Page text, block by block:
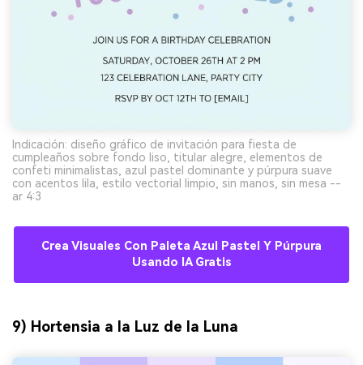
Indicación: diseño gráfico de invitación para fiesta de
cumpleaños sobre fondo liso, titular alegre, elementos de
confeti minimalistas, azul pastel dominante y púrpura suave
con acentos lila, estilo vectorial limpio, sin manos, sin mesa --
ar 4:3
Crea Visuales Con Paleta Azul Pastel Y Púrpura
Usando IA Gratis
9) Hortensia a la Luz de la Luna